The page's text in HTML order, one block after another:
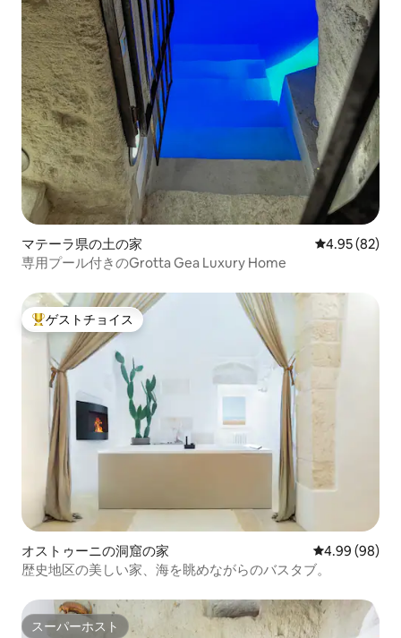
マテーラ県の土の家 レビュー82
4.95 (82)
専用プール付きのGrotta Gea Luxury Home
大好評のゲストチョイスです。
ゲストチョイス
オストゥーニの洞窟の家 レビュー98件
4.99 (98)
歴史地区の美しい家、海を眺めながらのバスタブ。
スーパーホスト
スーパーホスト